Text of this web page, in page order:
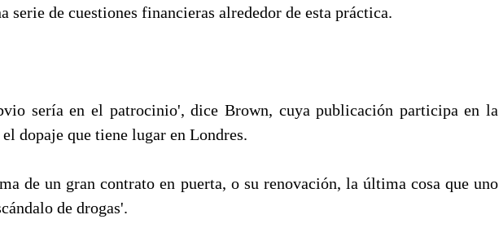
serie de cuestiones financieras alrededor de esta práctica.
sería en el patrocinio', dice Brown, cuya publicación participa en la
dopaje que tiene lugar en Londres.
de un gran contrato en puerta, o su renovación, la última cosa que uno
de drogas'.